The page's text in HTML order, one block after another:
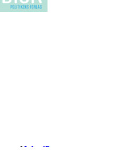
afWordPress